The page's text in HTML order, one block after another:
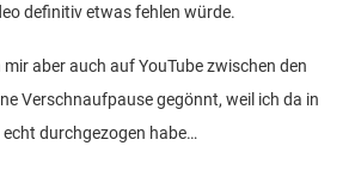
definitiv etwas fehlen würde.
aber auch auf YouTube zwischen den
Verschnaufpause gegönnt, weil ich da in
durchgezogen habe…